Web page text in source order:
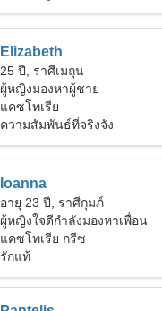
Elizabeth
25 ปี, ราศีเมถุน
ผู้หญิงมองหาผู้ชาย
แคซโทเรีย
ความสัมพันธ์ที่จริงจัง
Ioanna
อายุ 23 ปี, ราศีกุมภ์
ผู้หญิงใจดีกำลังมองหาเพื่อน
แคซโทเรีย กรีซ
รักแท้